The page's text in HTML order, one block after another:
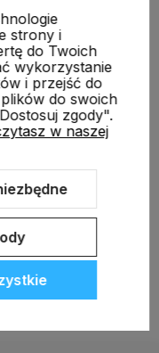
Shoper Modern 3.0™
strony i
do Twoich
wykorzystanie
i przejść do
do swoich
zgody".
w naszej